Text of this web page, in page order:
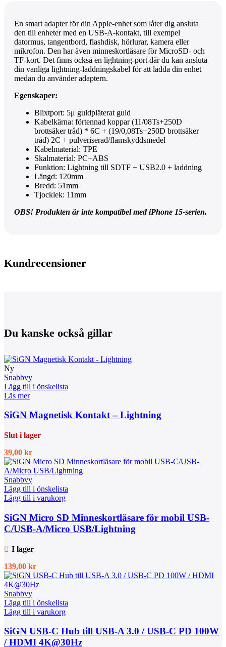
En smart adapter för din Apple-enhet som låter dig ansluta
den till enheter med en USB-A-kontakt, till exempel
datormus, tangentbord, flashdisk, hörlurar, kamera eller
mikrofon. Den har även minneskortläsare för MicroSD- och
TF-kort. Det finns också en lightning-port där du kan ansluta
din vanliga lightning-laddningskabel för att ladda din enhet
medan du använder adaptern.
Egenskaper:
Blixtport: 5μ guldpläterat guld
Kabelkärna: förtennad koppar (11/08Ts+250D
brottsäker tråd) * 6C + (19/0,08Ts+250D brottsäker
tråd) 2C + pulveriserad/flamskyddsmedel
Kabelmaterial: TPE
Skalmaterial: PC+ABS
Funktion: Lightning till SDTF + USB2.0 + laddning
Längd: 120mm
Bredd: 51mm
Tjocklek: 11mm
OBS! Produkten är inte kompatibel med iPhone 15-serien.
Kundrecensioner
Du kanske också gillar
Ny
Snabbvy
Lägg till i önskelista
Läs mer
SiGN Magnetisk Kontakt – Lightning
Slut i lager
39,00 kr
Snabbvy
Lägg till i önskelista
Lägg till i varukorg
SiGN Micro SD Minneskortläsare för mobil USB-
C/USB-A/Micro USB/Lightning
I lager
139,00 kr
Snabbvy
Lägg till i önskelista
Lägg till i varukorg
SiGN USB-C Hub till USB-A 3.0 / USB-C PD 100W
/ HDMI 4K@30Hz